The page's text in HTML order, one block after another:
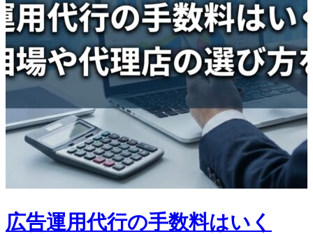
広告運用代行の手数料はいく